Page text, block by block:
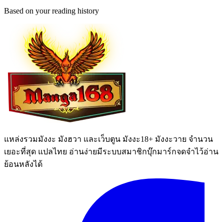
Based on your reading history
แหล่งรวมมังงะ มังฮวา และเว็บตูน มังงะ18+ มังงะวาย จำนวน
เยอะที่สุด แปลไทย อ่านง่ายมีระบบสมาชิกบุ๊กมาร์กจดจำไว้อ่าน
ย้อนหลังได้